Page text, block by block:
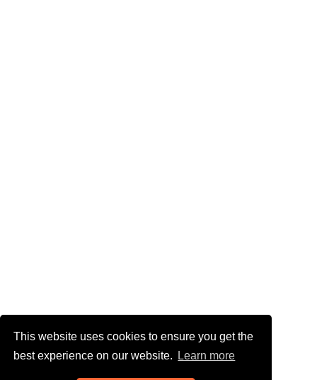
This website uses cookies to ensure you get the
best experience on our website.
Learn more